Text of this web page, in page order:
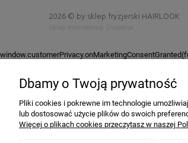
2026 © by sklep fryzjerski HAIRLOOK
Dbamy o Twoją prywatność
Pliki cookies i pokrewne im technologie
lub dostosować użycie plików do swoich
Więcej o plikach cookies przeczytasz w naszej